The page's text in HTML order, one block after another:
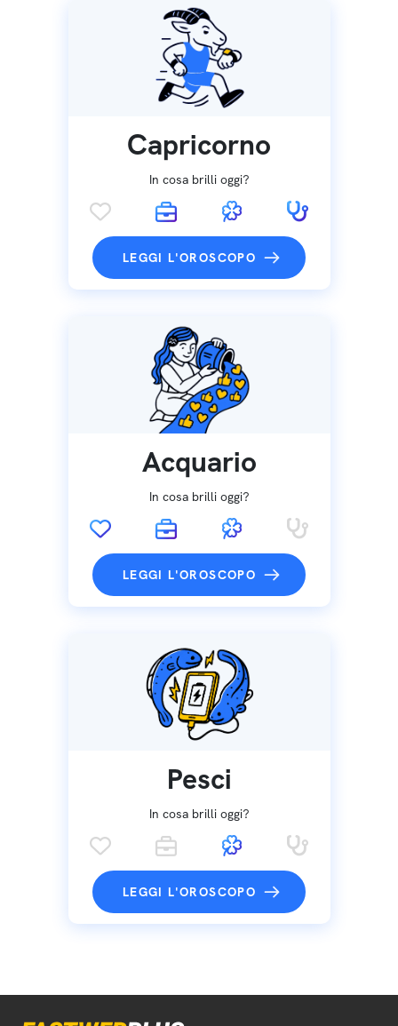
Capricorno
In cosa brilli oggi?
LEGGI L'OROSCOPO
Acquario
In cosa brilli oggi?
LEGGI L'OROSCOPO
Pesci
In cosa brilli oggi?
LEGGI L'OROSCOPO